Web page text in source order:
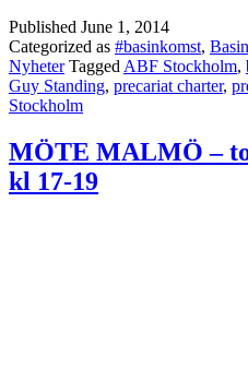
Published June 1, 2014
Categorized as #basinkomst,
Nyheter Tagged ABF Stockholm,
Guy Standing, precariat charter,
Stockholm
MÖTE MALMÖ –
kl 17-19